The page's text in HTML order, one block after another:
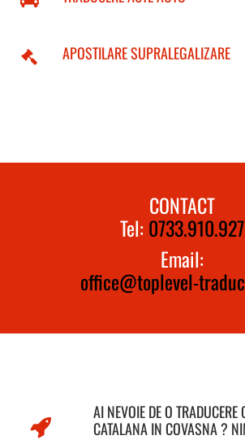
APOSTILARE SUPRALEGALIZARE
CONTACT
Tel: 0733.910.927
Email:
office@toplevel-
AI NEVOIE DE O
CATALANA IN COVASNA ?